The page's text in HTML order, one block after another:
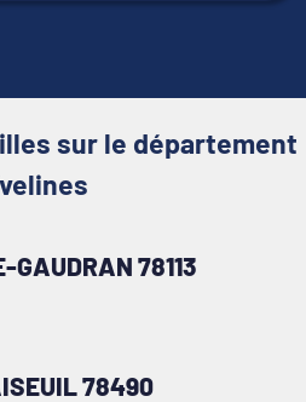
sur le département
GAUDRAN 78113
78490